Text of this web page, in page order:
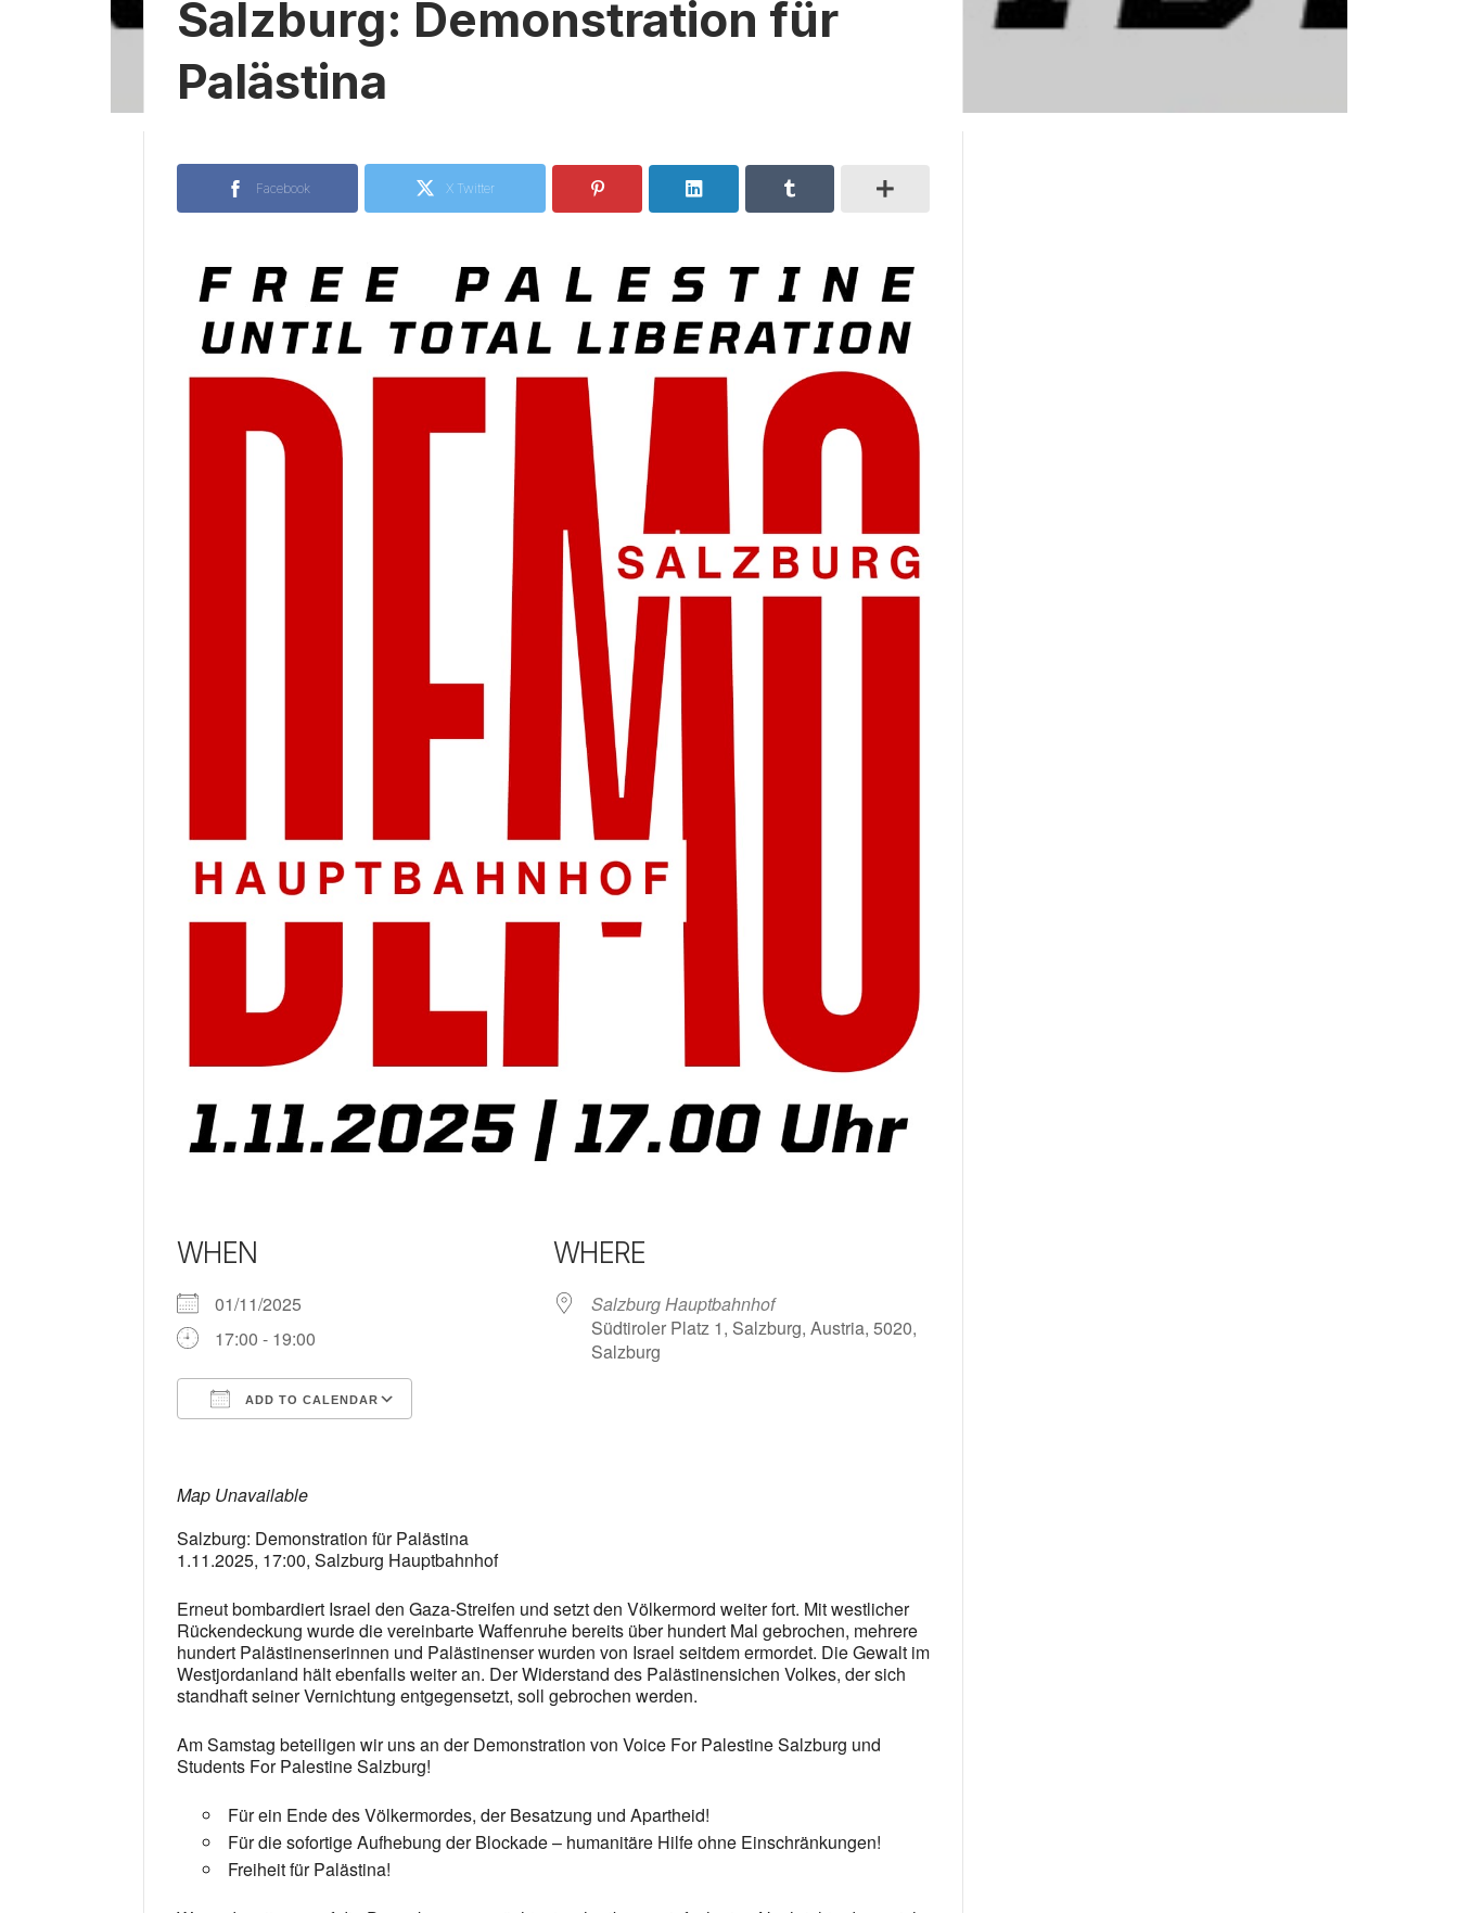
Salzburg: Demonstration für
Palästina
Facebook X Twitter
WHEN
01/11/2025
17:00 - 19:00
ADD TO CALENDAR
WHERE
Salzburg Hauptbahnhof
Südtiroler Platz 1, Salzburg, Austria, 5020,
Salzburg
Map Unavailable
Salzburg: Demonstration für Palästina
1.11.2025, 17:00, Salzburg Hauptbahnhof
Erneut bombardiert Israel den Gaza-Streifen und setzt den Völkermord weiter fort. Mit westlicher
Rückendeckung wurde die vereinbarte Waffenruhe bereits über hundert Mal gebrochen, mehrere
hundert Palästinenserinnen und Palästinenser wurden von Israel seitdem ermordet. Die Gewalt im
Westjordanland hält ebenfalls weiter an. Der Widerstand des Palästinensichen Volkes, der sich
standhaft seiner Vernichtung entgegensetzt, soll gebrochen werden.
Am Samstag beteiligen wir uns an der Demonstration von Voice For Palestine Salzburg und
Students For Palestine Salzburg!
Für ein Ende des Völkermordes, der Besatzung und Apartheid!
Für die sofortige Aufhebung der Blockade – humanitäre Hilfe ohne Einschränkungen!
Freiheit für Palästina!